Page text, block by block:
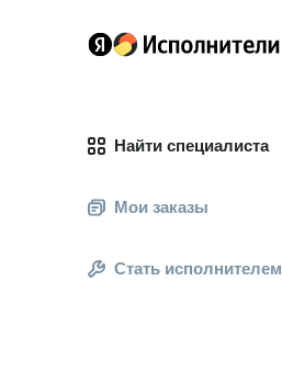
Найти специалиста
Мои заказы
Стать исполнителем